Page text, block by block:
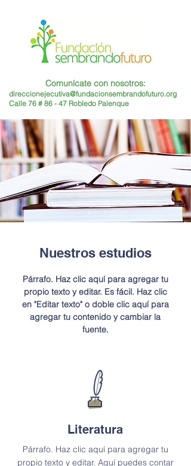
Comunícate con nosotros:
direccionejecutiva@fundacionsembrandofuturo.org
Calle 76 # 86 - 47 Robledo Palenque
Nuestros estudios
Párrafo. Haz clic aquí para agregar tu
propio texto y editar. Es fácil. Haz clic
en "Editar texto" o doble clic aquí para
agregar tu contenido y cambiar la
fuente.
Literatura
Párrafo. Haz clic aquí para agregar tu
propio texto y editar. Aquí puedes contar